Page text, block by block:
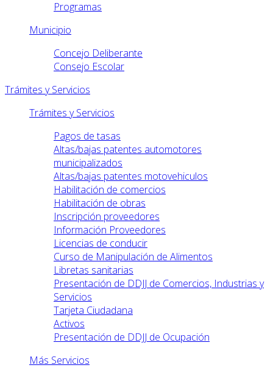
Programas
Municipio
Concejo Deliberante
Consejo Escolar
Trámites y Servicios
Trámites y Servicios
Pagos de tasas
Altas/bajas patentes automotores
municipalizados
Altas/bajas patentes motovehiculos
Habilitación de comercios
Habilitación de obras
Inscripción proveedores
Información Proveedores
Licencias de conducir
Curso de Manipulación de Alimentos
Libretas sanitarias
Presentación de DDJJ de Comercios, Industrias y
Servicios
Tarjeta Ciudadana
Activos
Presentación de DDJJ de Ocupación
Más Servicios